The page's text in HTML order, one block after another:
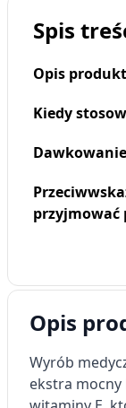
Protefix
66 szt.
Spis
Opis
Kiedy
Dawkowanie
przyjmować
Opis
Wyrób
ekstra mocny